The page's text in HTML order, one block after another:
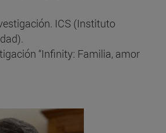
ICS (Instituto
“Infinity: Familia, amor